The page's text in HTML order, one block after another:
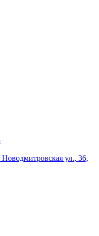
Новодмитровская ул., 36,